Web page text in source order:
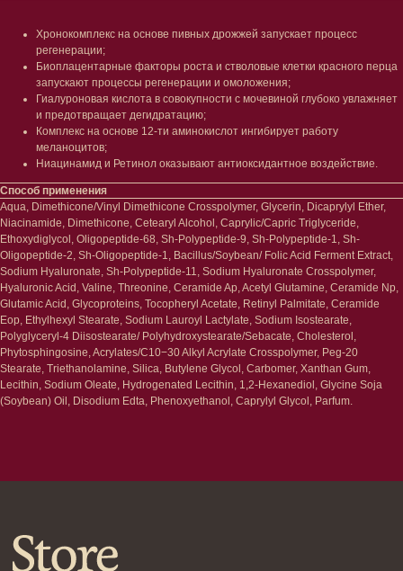
Хронокомплекс на основе пивных дрожжей запускает процесс
регенерации;
Биоплацентарные факторы роста и стволовые клетки красного перца
запускают процессы регенерации и омоложения;
Гиалуроновая кислота в совокупности с мочевиной глубоко увлажняет
и предотвращает дегидратацию;
Комплекс на основе 12-ти аминокислот ингибирует работу
меланоцитов;
Ниацинамид и Ретинол оказывают антиоксидантное воздействие.
Способ применения
Aqua, Dimethicone/Vinyl Dimethicone Crosspolymer, Glycerin, Dicaprylyl Ether,
Niacinamide, Dimethicone, Cetearyl Alcohol, Caprylic/Capric Triglyceride,
Ethoxydiglycol, Oligopeptide-68, Sh-Polypeptide-9, Sh-Polypeptide-1, Sh-
Oligopeptide-2, Sh-Oligopeptide-1, Bacillus/Soybean/ Folic Acid Ferment Extract,
Sodium Hyaluronate, Sh-Polypeptide-11, Sodium Hyaluronate Crosspolymer,
Hyaluronic Acid, Valine, Threonine, Ceramide Ap, Acetyl Glutamine, Ceramide Np,
Glutamic Acid, Glycoproteins, Tocopheryl Acetate, Retinyl Palmitate, Ceramide
Eop, Ethylhexyl Stearate, Sodium Lauroyl Lactylate, Sodium Isostearate,
Polyglyceryl-4 Diisostearate/ Polyhydroxystearate/Sebacate, Cholesterol,
Phytosphingosine, Acrylates/C10−30 Alkyl Acrylate Crosspolymer, Peg-20
Stearate, Triethanolamine, Silica, Butylene Glycol, Carbomer, Xanthan Gum,
Lecithin, Sodium Oleate, Hydrogenated Lecithin, 1,2-Hexanediol, Glycine Soja
(Soybean) Oil, Disodium Edta, Phenoxyethanol, Caprylyl Glycol, Parfum.
Тело
Проблемы
Кремы
Очищение
Шея и зона декольте
Пилинги/масла
Уход за руками
Уход за ногами
Средства для ванны
Гаджеты
Сертификаты
Наборы
Согласие на обработку
персональных данных
Лицо
Проблемы
Очищение
Увлажнение/питание
Сыворотки/ эссенции
Ретинол
Защита от солнца
Тонизация
Восстановление
Маски и патчи
Уход за губами
Декоротивная косметика
Волосы
Проблемы
Шампуни
Кондиционеры/бальзамы
Маски/скрабы
Сыворотки/лосьоны